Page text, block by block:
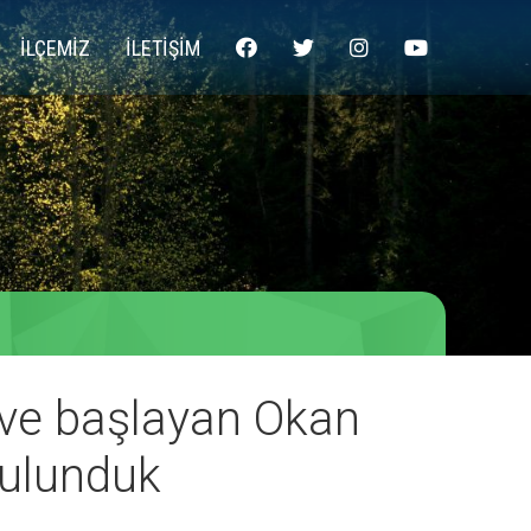
İLÇEMİZ İLETİŞİM
başlayan Okan